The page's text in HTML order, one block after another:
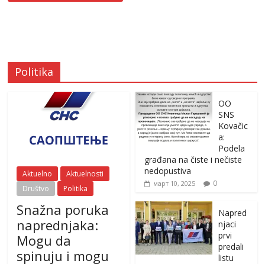
Politika
Aktuelno
Aktuelnosti
Društvo
Politika
Snažna poruka
naprednjaka:
Mogu da
spinuju i mogu
OO
SNS
Kovačic
a:
Podela
građana na čiste i nečiste
nedopustiva
март 10, 2025 0
Napred
njaci
prvi
predali
listu